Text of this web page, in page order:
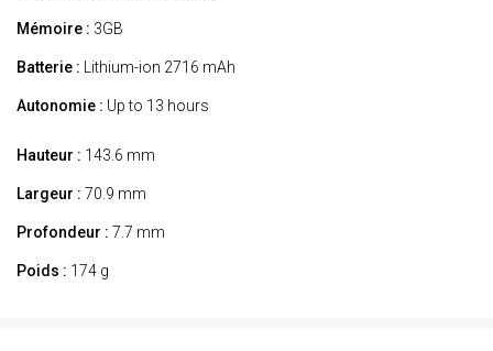
Mémoire : 3GB
Batterie : Lithium-ion 2716 mAh
Autonomie : Up to 13 hours
Hauteur : 143.6 mm
Largeur : 70.9 mm
Profondeur : 7.7 mm
Poids : 174 g